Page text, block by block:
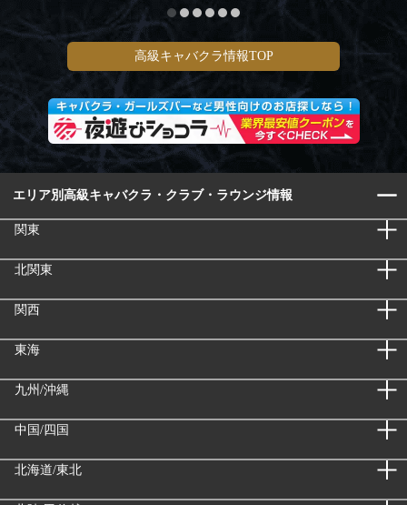
高級キャバクラ情報TOP
エリア別高級キャバクラ・クラブ・ラウンジ情報
関東
北関東
関西
東海
九州/沖縄
中国/四国
北海道/東北